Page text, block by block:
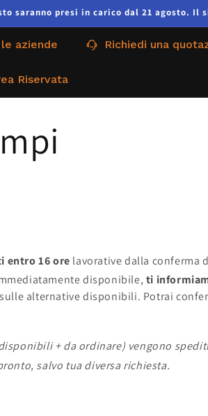
saranno presi in carico dal 21 agosto. Il
aziende Richiedi una
Riservata
entro 16 ore lavorative dalla conferma
disponibile, ti
alternative disponibili. Potrai
+ da ordinare) vengono
salvo tua diversa richiesta.